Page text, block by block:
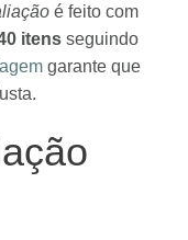
é feito com
itens seguindo
garante que